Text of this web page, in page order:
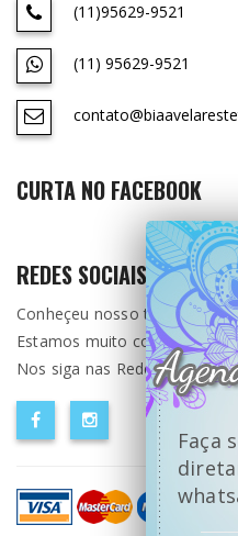
(11)95629-9521
(11) 95629-9521
CURTA NO FACEBOOK
REDES SOCIAIS
Conheçeu nosso trabalho ?
Estamos muito contente por
Nos siga nas Redes Sociais.
Faça